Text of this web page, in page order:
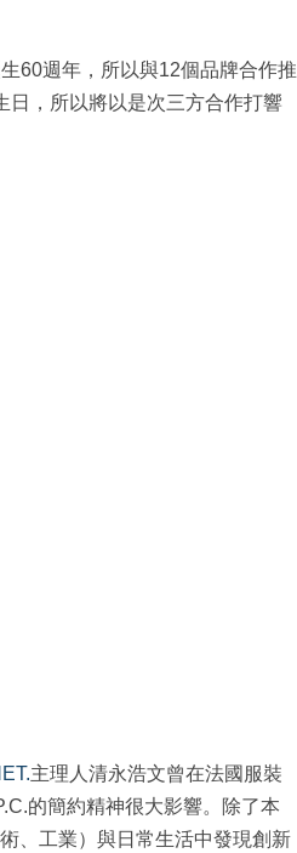
60週年，所以與12個品牌合作推
日，所以將以是次三方合作打響
主理人清永浩文曾在法國服裝
的簡約精神很大影響。除了本
、工業）與日常生活中發現創新